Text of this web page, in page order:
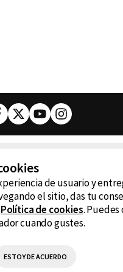
Facebook
TwitterYoutubeInstagram
de usuario y
el sitio, das tu
Política de cookies. Puedes
cuando gustes.
ESTOY DE ACUERDO